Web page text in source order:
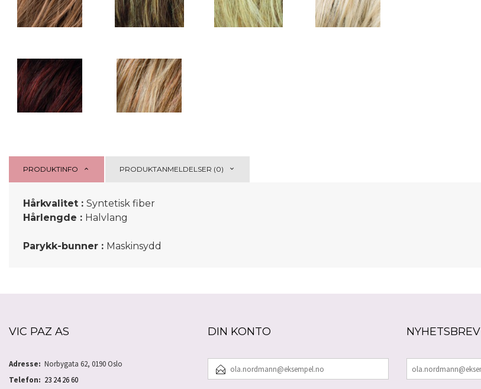
PRODUKTINFO PRODUKTANMELDELSER (0)
Hårkvalitet : Syntetisk fiber
Hårlengde : Halvlang
Parykk-bunner : Maskinsydd
VIC PAZ AS
Adresse: Norbygata 62, 0190 Oslo
Telefon: 23 24 26 60
DIN KONTO
POSTADRESSE
NYHETSBREV